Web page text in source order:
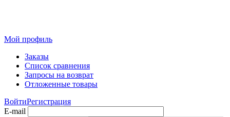
Мой профиль
Заказы
Список сравнения
Запросы на возврат
Отложенные товары
ВойтиРегистрация
E-mail